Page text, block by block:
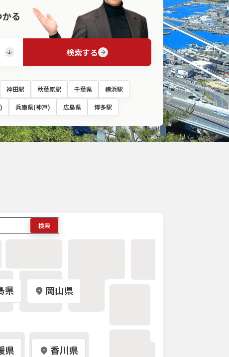
る
検索する
神田駅 秋葉原駅 千葉県 横浜駅
兵庫県(神戸) 広島県 博多駅
検索